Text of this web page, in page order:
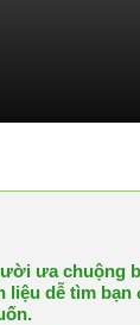
ưa chuộng
liệu dễ tìm